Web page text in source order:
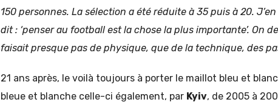
150 personnes. La sélection a été réduite à 35 puis à 20.
dit : ‘penser au football est la chose la plus importante’. On
faisait presque pas de physique, que de la technique, des
21 ans après, le voilà toujours à porter le maillot bleu et
bleue et blanche celle-ci également, par Kyiv, de 2005 à